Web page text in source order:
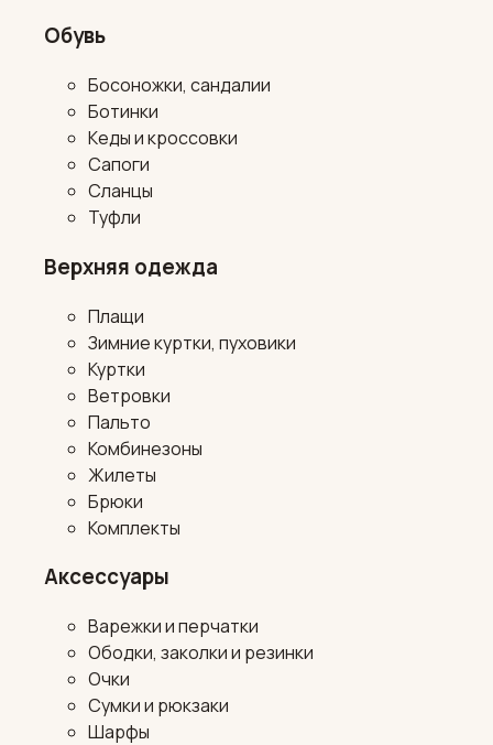
Обувь
Босоножки, сандалии
Ботинки
Кеды и кроссовки
Сапоги
Сланцы
Туфли
Верхняя одежда
Плащи
Зимние куртки, пуховики
Куртки
Ветровки
Пальто
Комбинезоны
Жилеты
Брюки
Комплекты
Аксессуары
Варежки и перчатки
Ободки, заколки и резинки
Очки
Сумки и рюкзаки
Шарфы